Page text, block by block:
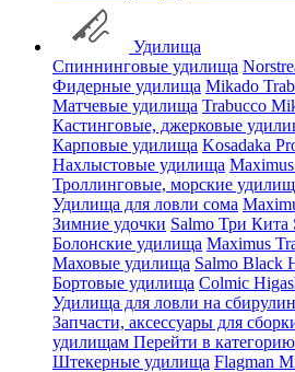
Удилища
Спиннинговые удилища
Фидерные удилища Mikado
Матчевые удилища Trabucco
Кастинговые, джерковые
Карповые удилища Kosadaka
Нахлыстовые удилища Maximus
Троллинговые, морские
Удилища для ловли сома
Зимние удочки Salmo Три Кита
Болонские удилища Maximus
Маховые удилища Salmo Black
Бортовые удилища Colmic
Удилища для ловли на
Запчасти, аксессуары для
удилищам Перейти в категорию
Штекерные удилища Flagman